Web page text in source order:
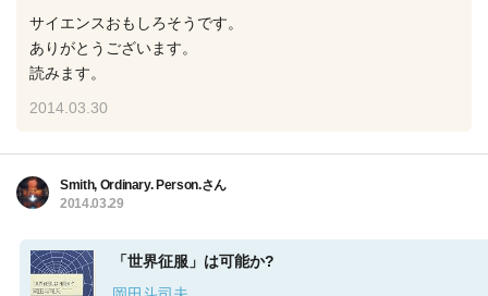
サイエンスおもしろそうです。
ありがとうございます。
読みます。
2014.03.30
Smith, Ordinary. Person.さん
2014.03.29
「世界征服」は可能か?